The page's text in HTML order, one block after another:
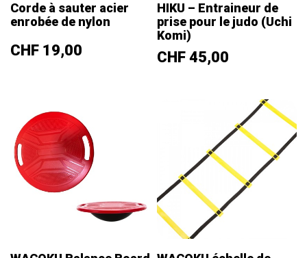
Corde à sauter acier
enrobée de nylon
Prix
CHF 19,00
HIKU – Entraineur de
prise pour le judo (Uchi
Komi)
Prix
CHF 45,00